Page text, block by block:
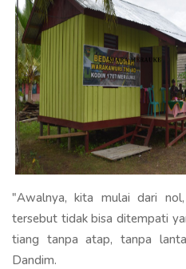
"Awalnya, kita mulai dari
tersebut tidak bisa ditempati
tiang tanpa atap, tanpa
Dandim.